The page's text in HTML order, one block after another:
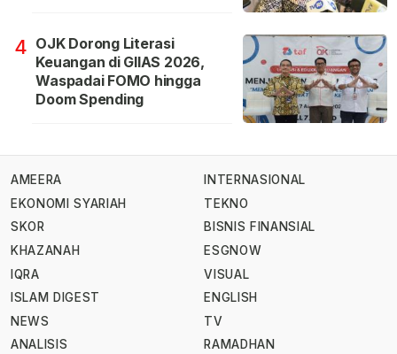
4 OJK Dorong Literasi
Keuangan di GIIAS 2026,
Waspadai FOMO hingga
Doom Spending
AMEERA
EKONOMI SYARIAH
SKOR
KHAZANAH
IQRA
ISLAM DIGEST
NEWS
ANALISIS
INTERNASIONAL
TEKNO
BISNIS FINANSIAL
ESGNOW
VISUAL
ENGLISH
TV
RAMADHAN